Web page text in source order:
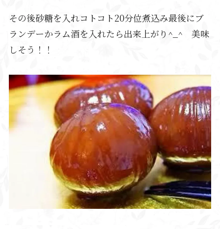
その後砂糖を入れコトコト20分位煮込み最後にブ
ランデーかラム酒を入れたら出来上がり^_^ 美味
しそう！！